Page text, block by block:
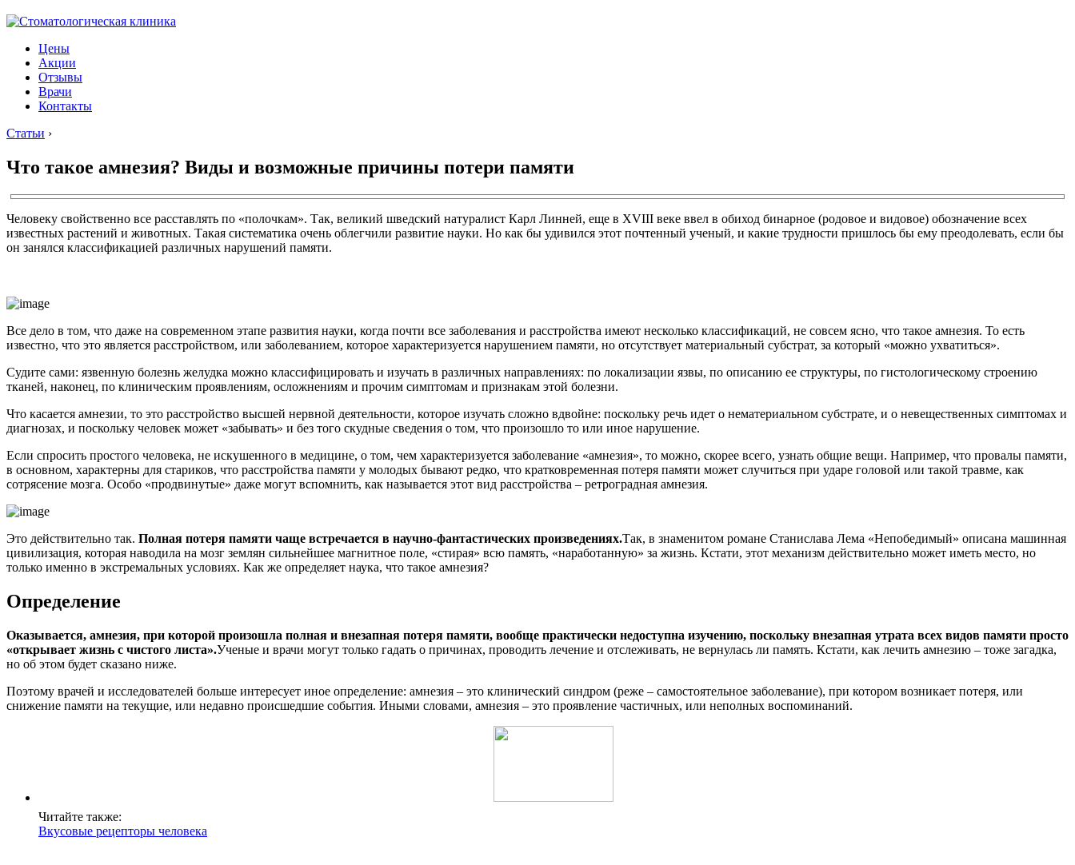
Цены
Акции
Отзывы
Врачи
Контакты
Статьи ›
Что такое амнезия? Виды и возможные причины потери памяти
Человеку свойственно все расставлять по «полочкам». Так, великий шведский натуралист Карл Линней, еще в XVIII веке ввел в обиход бинарное (родовое и видовое) обозначение всех
известных растений и животных. Такая систематика очень облегчили развитие науки. Но как бы удивился этот почтенный ученый, и какие трудности пришлось бы ему преодолевать, если бы
он занялся классификацией различных нарушений памяти.
Все дело в том, что даже на современном этапе развития науки, когда почти все заболевания и расстройства имеют несколько классификаций, не совсем ясно, что такое амнезия. То есть
известно, что это является расстройством, или заболеванием, которое характеризуется нарушением памяти, но отсутствует материальный субстрат, за который «можно ухватиться».
Судите сами: язвенную болезнь желудка можно классифицировать и изучать в различных направлениях: по локализации язвы, по описанию ее структуры, по гистологическому строению
тканей, наконец, по клиническим проявлениям, осложнениям и прочим симптомам и признакам этой болезни.
Что касается амнезии, то это расстройство высшей нервной деятельности, которое изучать сложно вдвойне: поскольку речь идет о нематериальном субстрате, и о невещественных симптомах и
диагнозах, и поскольку человек может «забывать» и без того скудные сведения о том, что произошло то или иное нарушение.
Если спросить простого человека, не искушенного в медицине, о том, чем характеризуется заболевание «амнезия», то можно, скорее всего, узнать общие вещи. Например, что провалы памяти,
в основном, характерны для стариков, что расстройства памяти у молодых бывают редко, что кратковременная потеря памяти может случиться при ударе головой или такой травме, как
сотрясение мозга. Особо «продвинутые» даже могут вспомнить, как называется этот вид расстройства – ретроградная амнезия.
Это действительно так. Полная потеря памяти чаще встречается в научно-фантастических произведениях.Так, в знаменитом романе Станислава Лема «Непобедимый» описана машинная
цивилизация, которая наводила на мозг землян сильнейшее магнитное поле, «стирая» всю память, «наработанную» за жизнь. Кстати, этот механизм действительно может иметь место, но
только именно в экстремальных условиях. Как же определяет наука, что такое амнезия?
Определение
Оказывается, амнезия, при которой произошла полная и внезапная потеря памяти, вообще практически недоступна изучению, поскольку внезапная утрата всех видов памяти просто
«открывает жизнь с чистого листа».Ученые и врачи могут только гадать о причинах, проводить лечение и отслеживать, не вернулась ли память. Кстати, как лечить амнезию – тоже загадка,
но об этом будет сказано ниже.
Поэтому врачей и исследователей больше интересует иное определение: амнезия – это клинический синдром (реже – самостоятельное заболевание), при котором возникает потеря, или
снижение памяти на текущие, или недавно происшедшие события. Иными словами, амнезия – это проявление частичных, или неполных воспоминаний.
Читайте также:
Вкусовые рецепторы человека